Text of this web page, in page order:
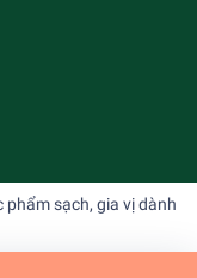
phẩm sạch, gia vị dành